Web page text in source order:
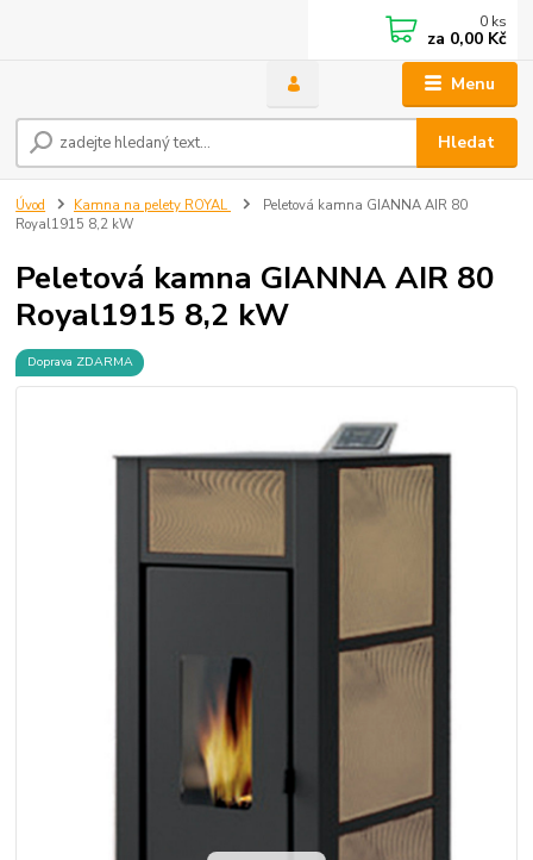
Menu
Hledat
0 ks
za 0,00 Kč
Úvod Kamna na pelety ROYAL
Peletová kamna GIANNA AIR 80
Royal1915 8,2 kW
Peletová kamna GIANNA AIR 80
Royal1915 8,2 kW
Doprava ZDARMA